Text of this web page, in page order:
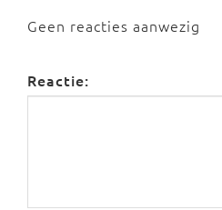
Geen reacties aanwezig
Reactie: